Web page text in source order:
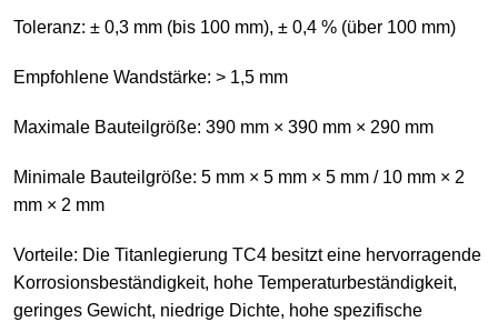
Toleranz: ± 0,3 mm (bis 100 mm), ± 0,4 % (über 100 mm)
Empfohlene Wandstärke: > 1,5 mm
Maximale Bauteilgröße: 390 mm × 390 mm × 290 mm
Minimale Bauteilgröße: 5 mm × 5 mm × 5 mm / 10 mm × 2
mm × 2 mm
Vorteile: Die Titanlegierung TC4 besitzt eine hervorragende
Korrosionsbeständigkeit, hohe Temperaturbeständigkeit,
geringes Gewicht, niedrige Dichte, hohe spezifische